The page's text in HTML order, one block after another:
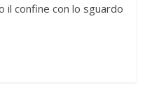
il confine con lo sguardo